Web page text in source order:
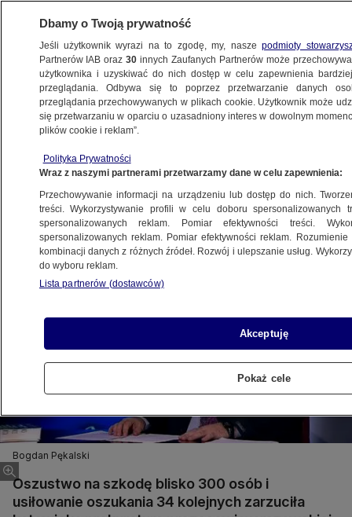
BIZNES
Z KRAJU
27.11.2012, 21:14
Udostępnij
Bogdan Pękalski
Oszustwo na szkodę blisko 300 osób i
usiłowanie oszukania 34 kolejnych zarzuciła
Dbamy o Twoją prywatność
Jeśli użytkownik wyrazi na to zgodę, my, naszepodmioty
Partnerów IAB oraz30 innych Zaufanych Partnerów może
użytkownika i uzyskiwać do nich dostęp w celu zapewnienia
przeglądania. Odbywa się to poprzez przetwarzanie danych
przeglądania przechowywanych w plikach cookie. Użytkownik może
się przetwarzaniu w oparciu o uzasadniony interes w dowolnym
plików cookie i reklam”.
Polityka Prywatności
Wraz z naszymi partnerami przetwarzamy dane w celu zapewnienia:
Przechowywanie informacji na urządzeniu lub dostęp do nich.
treści. Wykorzystywanie profili w celu doboru spersonalizowanych
spersonalizowanych reklam. Pomiar efektywności treści.
spersonalizowanych reklam. Pomiar efektywności reklam.
kombinacji danych z różnych źródeł. Rozwój i ulepszanie usług.
do wyboru reklam.
Lista partnerów (dostawców)
Akceptuję
Pokaż cele